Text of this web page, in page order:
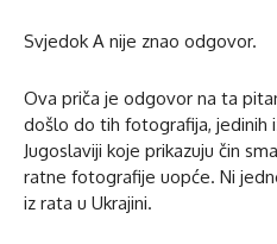
Svjedok A nije znao odgovor.
Ova priča je odgovor na ta
došlo do tih fotografija, jedinih
Jugoslaviji koje prikazuju čin
ratne fotografije uopće. Ni
iz rata u Ukrajini.